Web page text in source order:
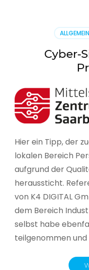
ALLGEMEIN
Cyber-
Hier ein Tipp, der
lokalen Bereich
aufgrund der
heraussticht.
von K4 DIGITAL
dem Bereich
selbst habe
teilgenommen und